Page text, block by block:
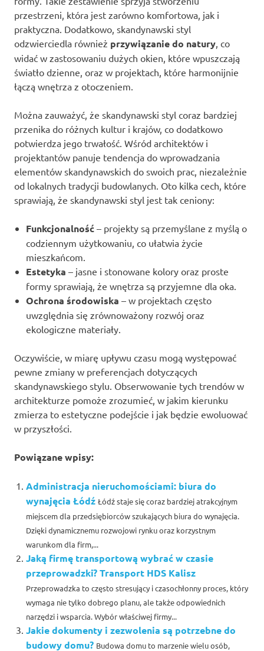
przestrzeni, która jest zarówno komfortowa, jak i
praktyczna. Dodatkowo, skandynawski styl
odzwierciedla również przywiązanie do natury , co
widać w zastosowaniu dużych okien, które wpuszczają
światło dzienne, oraz w projektach, które harmonijnie
łączą wnętrza z otoczeniem.
Można zauważyć, że skandynawski styl coraz bardziej
przenika do różnych kultur i krajów, co dodatkowo
potwierdza jego trwałość. Wśród architektów i
projektantów panuje tendencja do wprowadzania
elementów skandynawskich do swoich prac, niezależnie
od lokalnych tradycji budowlanych. Oto kilka cech, które
sprawiają, że skandynawski styl jest tak ceniony:
Funkcjonalność – projekty są przemyślane z myślą o
codziennym użytkowaniu, co ułatwia życie
mieszkańcom.
Estetyka – jasne i stonowane kolory oraz proste
formy sprawiają, że wnętrza są przyjemne dla oka.
Ochrona środowiska – w projektach często
uwzględnia się zrównoważony rozwój oraz
ekologiczne materiały.
Oczywiście, w miarę upływu czasu mogą występować
pewne zmiany w preferencjach dotyczących
skandynawskiego stylu. Obserwowanie tych trendów w
architekturze pomoże zrozumieć, w jakim kierunku
zmierza to estetyczne podejście i jak będzie ewoluować
w przyszłości.
Powiązane wpisy:
Administracja nieruchomościami: biura do
wynajęcia Łódź Łódź staje się coraz bardziej atrakcyjnym
miejscem dla przedsiębiorców szukających biura do wynajęcia.
Dzięki dynamicznemu rozwojowi rynku oraz korzystnym
warunkom dla firm,...
Jaką firmę transportową wybrać w czasie
przeprowadzki? Transport HDS Kalisz
Przeprowadzka to często stresujący i czasochłonny proces, który
wymaga nie tylko dobrego planu, ale także odpowiednich
narzędzi i wsparcia. Wybór właściwej firmy...
Jakie dokumenty i zezwolenia są potrzebne do
budowy domu? Budowa domu to marzenie wielu osób,